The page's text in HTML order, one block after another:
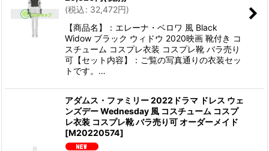
(税込: 32,472円)
【商品名】：エレーナ・ベロワ 風 Black
Widow ブラック ウィドウ 2020映画 靴付き コ
スチューム コスプレ衣装 コスプレ靴 バラ売り
可【セット内容】：ご覧の写真通りの衣装セッ
トです。…
アダムス・ファミリー 2022ドラマ ドレス ウェ
ンズデー Wednesday 風 コスチューム コスプ
レ衣装 コスプレ靴 バラ売り可 オーダーメイド
[M20220574]